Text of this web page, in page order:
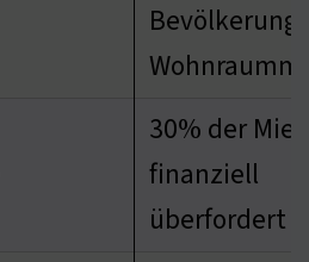
Bevölkerung
30% der
finanziell
überfordert